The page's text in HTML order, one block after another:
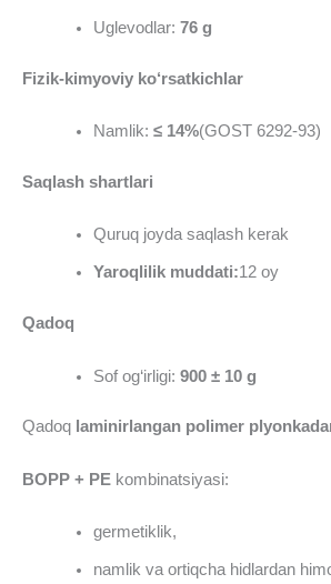
Uglevodlar: 76 g
Fizik-kimyoviy ko‘rsatkichlar
Namlik: ≤ 14%(GOST 6292-93)
Saqlash shartlari
Quruq joyda saqlash kerak
Yaroqlilik muddati:12 oy
Qadoq
Sof og‘irligi: 900 ± 10 g
Qadoq laminirlangan polimer
BOPP + PE kombinatsiyasi:
germetiklik,
namlik va ortiqcha hidlardan